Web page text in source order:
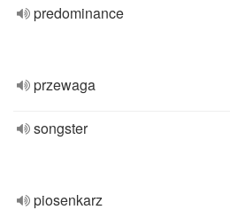
predominance
przewaga
songster
piosenkarz